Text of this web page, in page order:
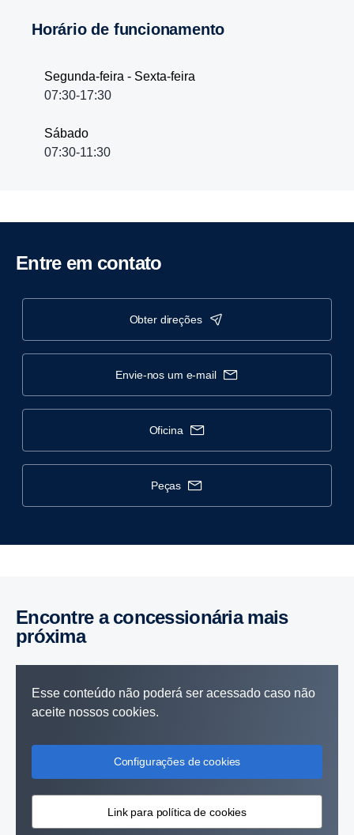
Horário de funcionamento
Segunda-feira - Sexta-feira
07:30-17:30
Sábado
07:30-11:30
Entre em contato
obter direções
envie-nos um e-mail
oficina
peças
Encontre a concessionária mais
próxima
Esse conteúdo não poderá ser acessado caso não
aceite nossos cookies.
Configurações de cookies
Link para política de cookies